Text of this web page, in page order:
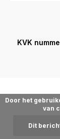
KVK
Door het
van
Dit